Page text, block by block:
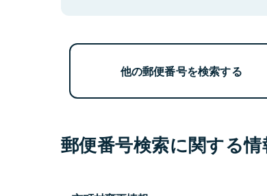
他の郵便番号を検索する
郵便番号検索に関する情